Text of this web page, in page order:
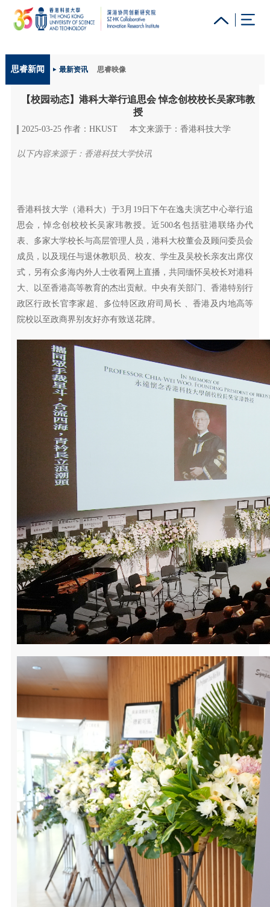
更多科大概览
科大新闻 学术部门索引
校园地图及指南 工作@科大 教授简录 认识科大
思睿新闻 最新资讯 思睿映像
【校园动态】港科大举行追思会 悼念创校校长吴家玮教
授
2025-03-25 作者：HKUST 本文来源于：香港科技大学
以下内容来源于：香港科技大学快讯
香港科技大学（港科大）于3月19日下午在逸夫演艺中心举行追
思会，悼念创校校长吴家玮教授。近500名包括驻港联络办代
表、多家大学校长与高层管理人员，港科大校董会及顾问委员会
成员，以及现任与退休教职员、校友、学生及吴校长亲友出席仪
式，另有众多海内外人士收看网上直播，共同缅怀吴校长对港科
大、以至香港高等教育的杰出贡献。中央有关部门、香港特别行
政区行政长官李家超、多位特区政府司局长 、香港及内地高等
院校以至政商界别友好亦有致送花牌。